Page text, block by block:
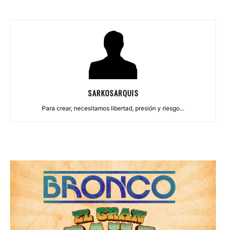
SARKOSARQUIS
Para crear, necesitamos libertad, presión y riesgo...